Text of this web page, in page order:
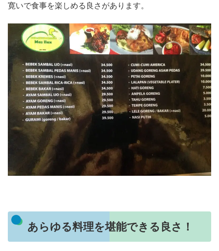
寛いで食事を楽しめる良さがあります。
あらゆる料理を堪能できる良さ！